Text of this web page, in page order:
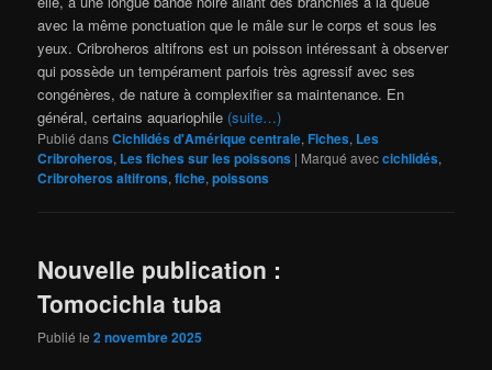
avec la même ponctuation que le mâle sur le corps et sous les
yeux. Cribroheros altifrons est un poisson intéressant à observer
qui possède un tempérament parfois très agressif avec ses
congénères, de nature à complexifier sa maintenance. En
général, certains aquariophile (suite…)
Publié dansCichlidés d'Amérique centrale,Fiches, Les
Cribroheros, Les fiches sur les poissons | Marqué aveccichlidés,
Cribroheros altifrons,fiche,poissons
Nouvelle publication :
Tomocichla tuba
Publié le2 novembre 2025